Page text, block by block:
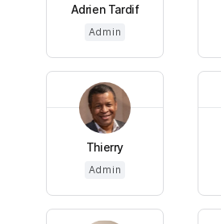
Adrien Tardif
Admin
Thierry
Admin